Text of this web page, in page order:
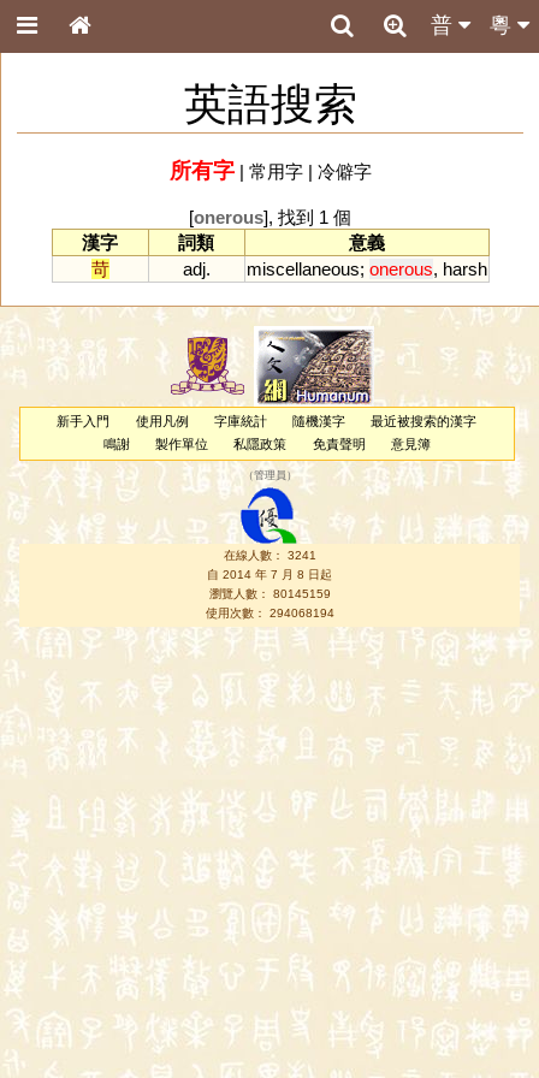
粵
普
英語搜索
所有字| 常用字| 冷僻字
[onerous], 找到 1 個
漢字
詞類
意義
苛
adj. miscellaneous; onerous, harsh
新手入門 使用凡例 字庫統計 隨機漢字
最近被搜索的漢字
鳴謝
製作單位 私隱政策 免責聲明 意見簿
（管理員 ）
在線人數： 3241
自 2014 年 7 月 8 日起
瀏覽人數： 80145159
使用次數： 294068194